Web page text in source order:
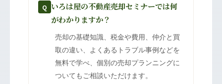
Q いろは屋の不動産売却セミナーでは何
がわかりますか？
売却の基礎知識、税金や費用、仲介と買
取の違い、よくあるトラブル事例などを
無料で学べ、個別の売却プランニングに
ついてもご相談いただけます。